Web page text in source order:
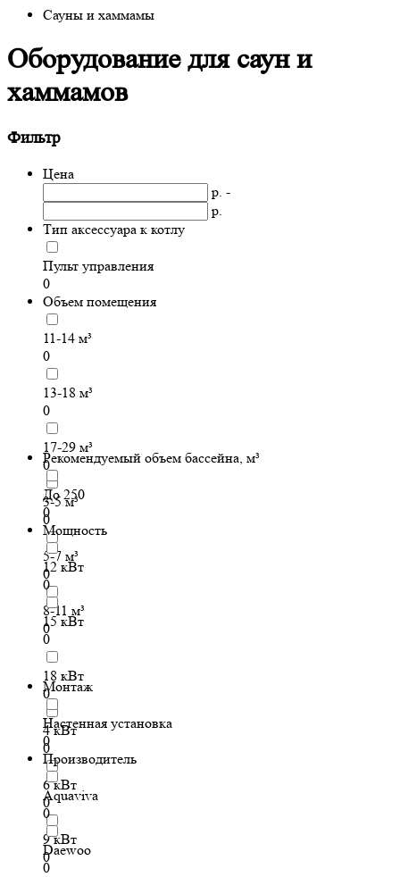
Сауны и хаммамы
Оборудование для саун и
хаммамов
Фильтр
Цена
р. -
р.
Тип аксессуара к котлу
Пульт управления
0
Объем помещения
11-14 м³
0
13-18 м³
0
17-29 м³
0
3-5 м³
0
5-7 м³
0
8-11 м³
0
Рекомендуемый объем бассейна, м³
До 250
0
Мощность
12 кВт
0
15 кВт
0
18 кВт
0
4 кВт
0
6 кВт
0
9 кВт
0
Монтаж
Настенная установка
0
Производитель
Aquaviva
0
Daewoo
0